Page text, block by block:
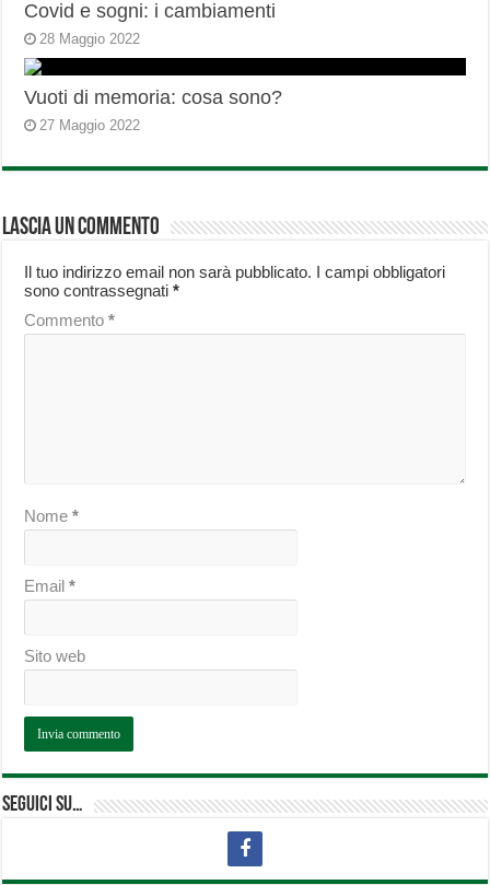
Covid e sogni: i cambiamenti
28 Maggio 2022
Vuoti di memoria: cosa sono?
27 Maggio 2022
Lascia un commento
Il tuo indirizzo email non sarà pubblicato. I campi obbligatori
sono contrassegnati*
Commento*
Nome*
Email*
Sito web
Seguici su…